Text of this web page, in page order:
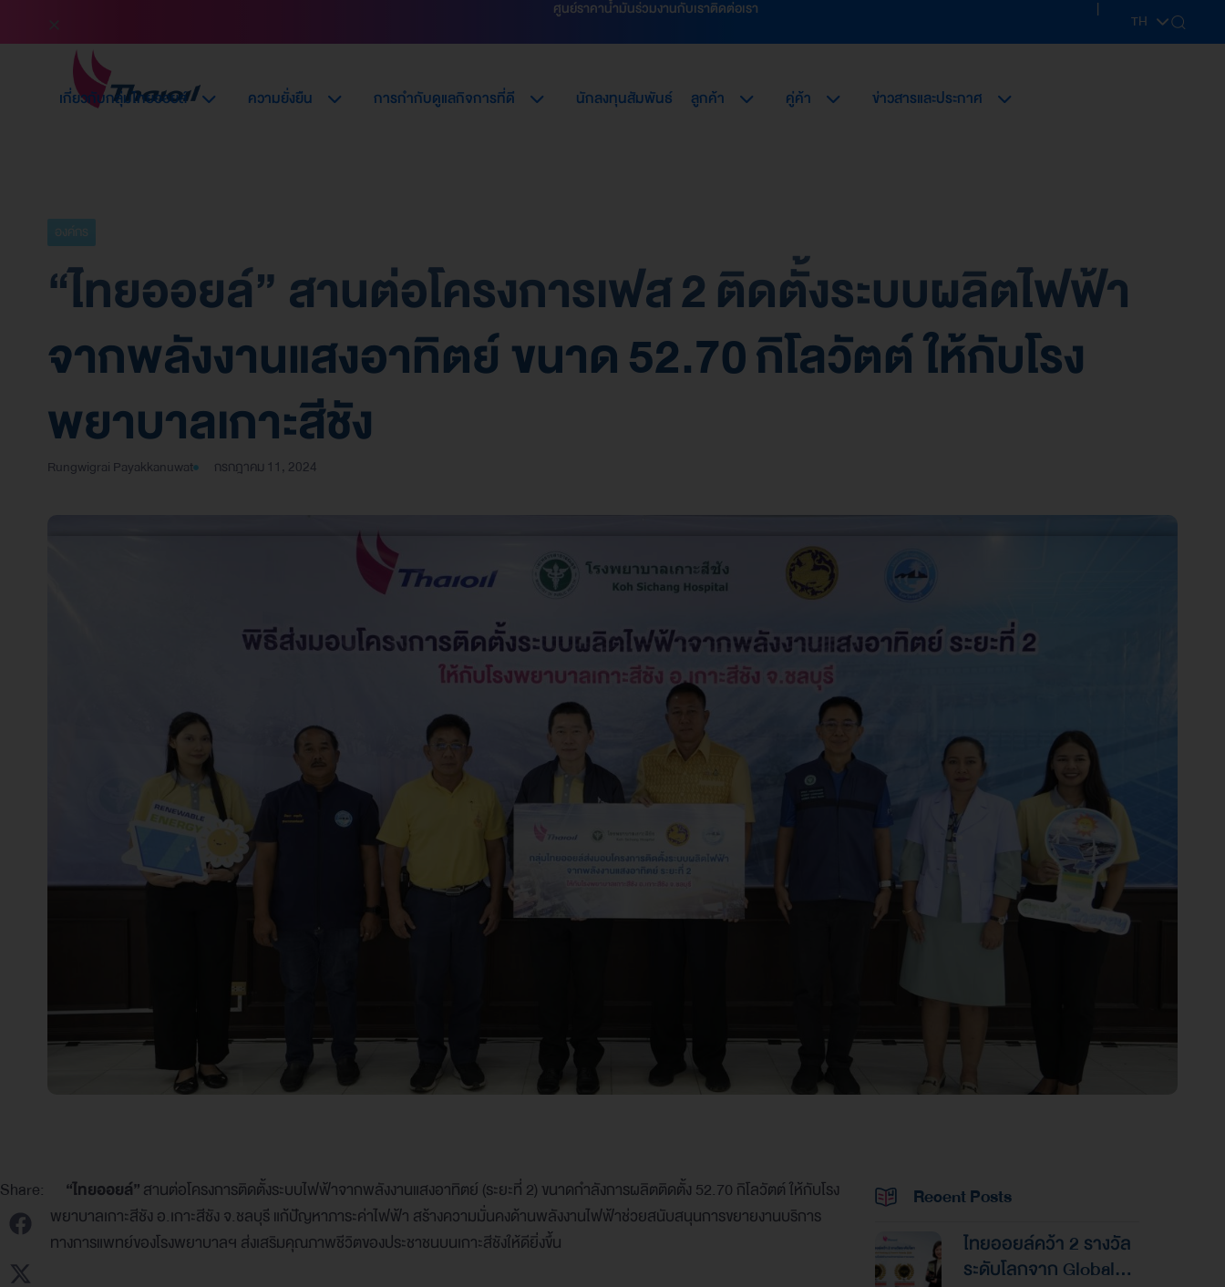
ศูนย์ราคาน้ำมันร่วมงานกับเราติดต่อเรา |
THEN
เกี่ยวกับกลุ่มไทยออยล์ ความยั่งยืน การกำกับดูแลกิจการที่ดี นักลงทุนสัมพันธ์ ลูกค้า คู่ค้า ข่าวสารและประกาศ
องค์กร
“ไทยออยล์” สานต่อโครงการเฟส 2 ติดตั้งระบบผลิตไฟฟ้า
จากพลังงานแสงอาทิตย์ ขนาด 52.70 กิโลวัตต์ ให้กับโรง
พยาบาลเกาะสีชัง
Rungwigrai Payakkanuwat กรกฎาคม 11, 2024
Share: “ไทยออยล์”สานต่อโครงการติดตั้งระบบไฟฟ้าจากพลังงานแสงอาทิตย์ (ระยะที่ 2) ขนาดกำลังการผลิตติดตั้ง 52.70 กิโลวัตต์ ให้กับโรง
พยาบาลเกาะสีชัง อ.เกาะสีชัง จ.ชลบุรี แก้ปัญหาภาระค่าไฟฟ้า สร้างความมั่นคงด้านพลังงานไฟฟ้าช่วยสนับสนุนการขยายงานบริการ
ทางการแพทย์ของโรงพยาบาลฯ ส่งเสริมคุณภาพชีวิตของประชาชนบนเกาะสีชังให้ดียิ่งขึ้น
Recent Posts
ไทยออยล์คว้า 2 รางวัล
ระดับโลกจาก Global